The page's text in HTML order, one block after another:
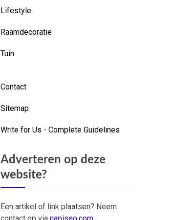
Lifestyle
Raamdecoratie
Tuin
Contact
Sitemap
Write for Us - Complete Guidelines
Adverteren op deze
website?
Een artikel of link plaatsen? Neem